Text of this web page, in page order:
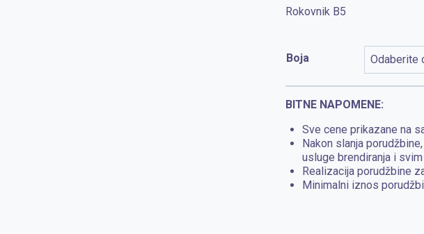
Rokovnik B5
Boja
BITNE NAPOMENE:
Sve cene prikazane na
Nakon slanja
usluge brendiranja i
Realizacija porudžbine
Minimalni iznos